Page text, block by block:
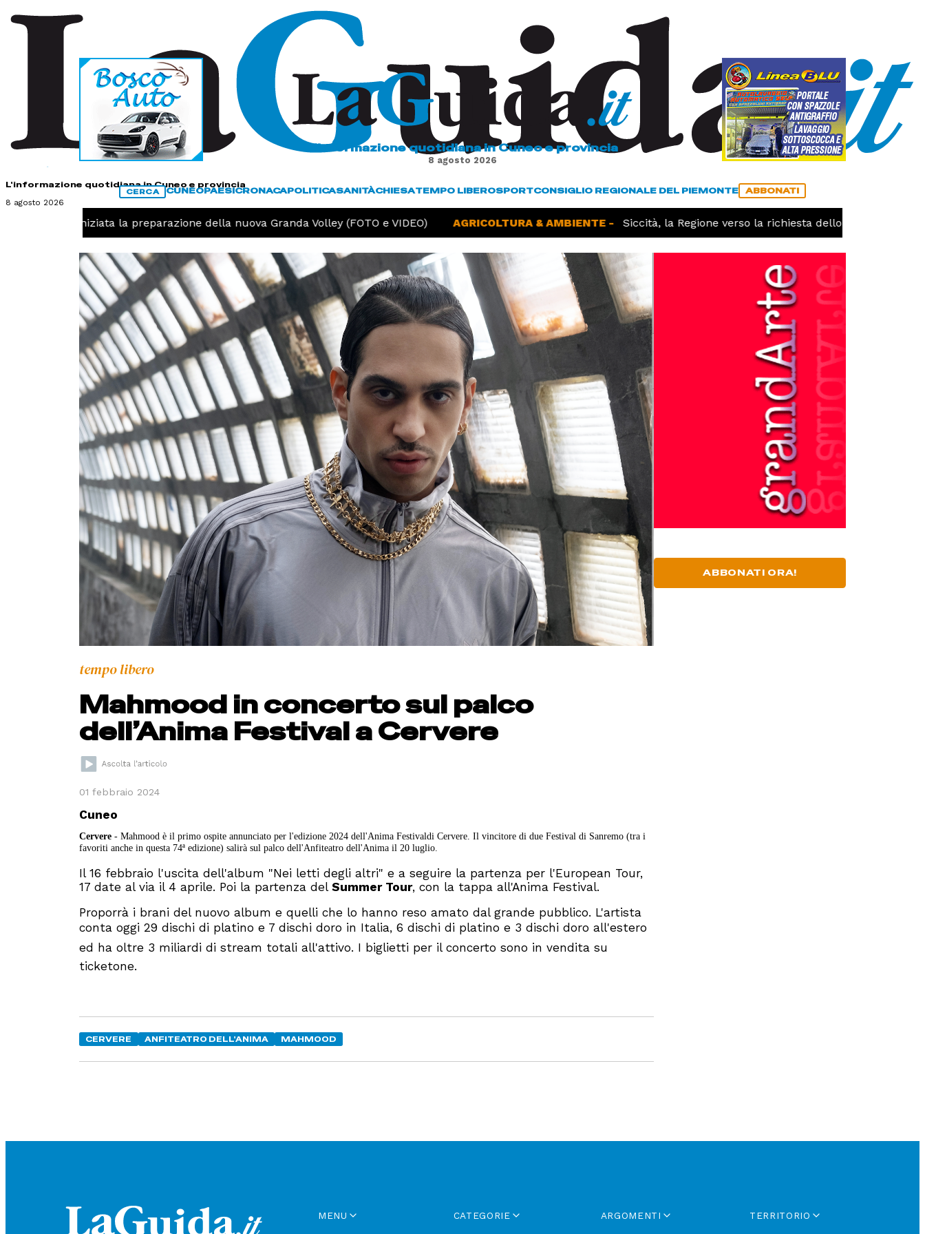
L'informazione quotidiana in Cuneo e provincia
8 agosto 2026
L'informazione quotidiana in Cuneo e provincia
8 agosto 2026
CERCA CUNEOPAESICRONACAPOLITICASANITÀCHIESATEMPO LIBEROSPORTCONSIGLIO REGIONALE DEL PIEMONTE ABBONATI
Pallavolo, iniziata la preparazione della nuova Granda Volley (FOTO e VIDEO) AGRICOLTURA & AMBIENTE - Siccità, la Regione verso la richiesta dello stato di calamità
tempo libero
Mahmood in concerto sul palco
dell’Anima Festival a Cervere
01 febbraio 2024
Cuneo
Cervere - Mahmood è il primo ospite annunciato per l'edizione 2024 dell'Anima Festivaldi Cervere. Il vincitore di due Festival di Sanremo (tra i
favoriti anche in questa 74ª edizione) salirà sul palco dell'Anfiteatro dell'Anima il 20 luglio.
Il 16 febbraio l'uscita dell'album "Nei letti degli altri" e a seguire la partenza per l'European Tour,
17 date al via il 4 aprile. Poi la partenza delSummer Tour, con la tappa all'Anima Festival.
Proporrà i brani del nuovo album e quelli che lo hanno reso amato dal grande pubblico. L'artista
conta oggi 29 dischi di platino e 7 dischi doro in Italia, 6 dischi di platino e 3 dischi doro all'estero
ed ha oltre 3 miliardi di stream totali all'attivo. I biglietti per il concerto sono in vendita su
ticketone.
CERVERE ANFITEATRO DELL'ANIMA MAHMOOD
ABBONATI ORA!
MENU CATEGORIE ARGOMENTI TERRITORIO